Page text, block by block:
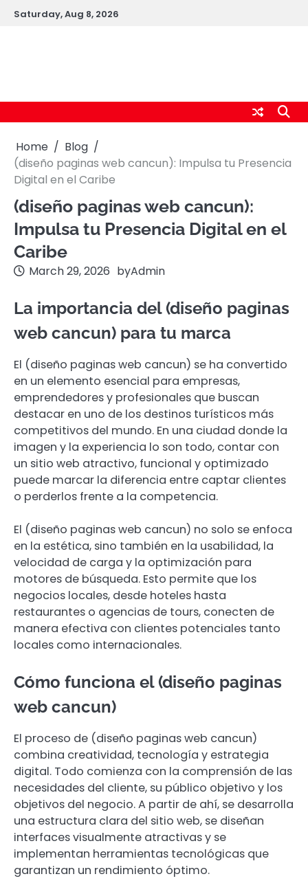
SkipSaturday, Aug 8, 2026
Home
Blog
(diseño paginas web cancun): Impulsa tu Presencia
Digital en el Caribe
(diseño paginas web cancun):
Impulsa tu Presencia Digital en el
Caribe
March 29, 2026 byAdmin
La importancia del (diseño paginas
web cancun) para tu marca
El (diseño paginas web cancun) se ha convertido
en un elemento esencial para empresas,
emprendedores y profesionales que buscan
destacar en uno de los destinos turísticos más
competitivos del mundo. En una ciudad donde la
imagen y la experiencia lo son todo, contar con
un sitio web atractivo, funcional y optimizado
puede marcar la diferencia entre captar clientes
o perderlos frente a la competencia.
El (diseño paginas web cancun) no solo se enfoca
en la estética, sino también en la usabilidad, la
velocidad de carga y la optimización para
motores de búsqueda. Esto permite que los
negocios locales, desde hoteles hasta
restaurantes o agencias de tours, conecten de
manera efectiva con clientes potenciales tanto
locales como internacionales.
Cómo funciona el (diseño paginas
web cancun)
El proceso de (diseño paginas web cancun)
combina creatividad, tecnología y estrategia
digital. Todo comienza con la comprensión de las
necesidades del cliente, su público objetivo y los
objetivos del negocio. A partir de ahí, se desarrolla
una estructura clara del sitio web, se diseñan
interfaces visualmente atractivas y se
implementan herramientas tecnológicas que
garantizan un rendimiento óptimo.